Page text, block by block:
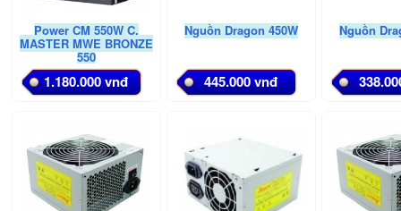
Power CM 550W C.
MASTER MWE BRONZE
550
1.180.000 vnđ
Nguồn Dragon 450W
445.000 vnđ
Nguồn